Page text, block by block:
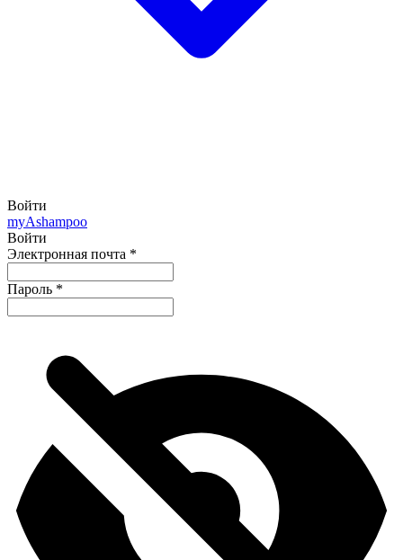
Войти
myAshampoo
Войти
Электронная почта *
Пароль *